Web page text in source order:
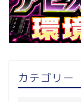
カテゴリー